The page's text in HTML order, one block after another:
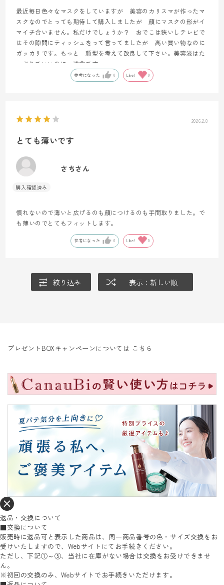
最近毎日色々なマスクをしていますが 美容のカリスマが作ったマ
スクなのでとっても期待して購入しましたが 顔にマスクの形がイ
マイチ合いません。私だけでしょうか？ おでこは狭いしテレビで
はその隙間にティッシュをって言ってましたが 高い買い物なのに
ガッカリです。もっと 顔型を考えて改良して下さい。美容液はた
っぷりでいいのに 残念です。
参考になった 0 Like! 0
2026.2.8
とても薄いです
さちさん
慣れないので薄いと広げるのも顔につけるのも手間取りました。で
も薄いのでとてもフィットします。
参考になった 0 Like! 0
絞り込み 表示：新しい順
プレゼントBOXキャンペーンについては こちら
返品・交換について
■交換について
販売時に返品可と表示した商品は、同一商品番号の色・サイズ交換をお
受けいたしますので、Webサイトにてお手続きください。
ただし、下記①～⑤、当社に在庫がない場合は交換をお受けできませ
ん。
※初回の交換のみ、Webサイトでお手続きいただけます。